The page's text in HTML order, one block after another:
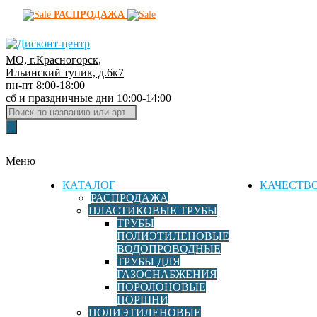
РАСПРОДАЖА
Д
и
с
к
о
т
МО, г.Красногорск,
Ильинский тупик, д.6к7
пн-пт 8:00-18:00
сб и праздничные дни 10:00-14:00
Поиск
товаров
Меню
КАТАЛОГ
РАСПРОДАЖА
ПЛАСТИКОВЫЕ ТРУБЫ
ТРУБЫ
ПОЛИЭТИЛЕНОВЫЕ
ВОДОПРОВОДНЫЕ
ТРУБЫ ДЛЯ
ГАЗОСНАБЖЕНИЯ
ПОРОЛОНОВЫЕ
ПОРШНИ
ПОЛИЭТИЛЕНОВЫЕ